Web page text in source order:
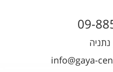
09-
info@gaya-